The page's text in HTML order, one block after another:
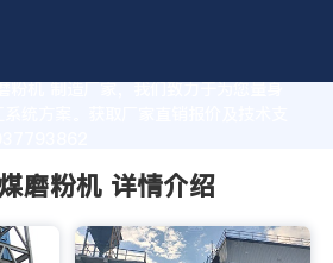
粉机 制造厂家，我们致力于为您量身
统方案。获取厂家直销报价及技术支
磨粉机 详情介绍